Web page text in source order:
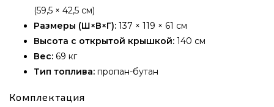
(59,5 × 42,5 см)
Размеры (Ш×В×Г): 137 × 119 × 61 см
Высота с открытой крышкой: 140 см
Вес: 69 кг
Тип топлива: пропан-бутан
Комплектация